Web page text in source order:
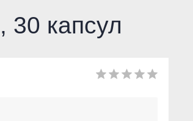
капсул